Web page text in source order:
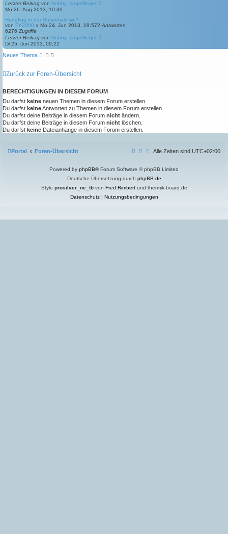
Letzter Beitrag von Nobby_segelflieger
Mo 26. Aug 2013, 10:30
Hangflug in der Steiermark wo?
von FX2000 » Mo 24. Jun 2013, 19:572 Antworten
6276 Zugriffe
Letzter Beitrag von Nobby_segelflieger
Di 25. Jun 2013, 09:22
Neues Thema
Zurück zur Foren-Übersicht
BERECHTIGUNGEN IN DIESEM FORUM
Du darfst keine neuen Themen in diesem Forum erstellen.
Du darfst keineAntworten zu Themen in diesem Forum erstellen.
Du darfst deine Beiträge in diesem Forum nicht ändern.
Du darfst deine Beiträge in diesem Forum nicht löschen.
Du darfst keine Dateianhänge in diesem Forum erstellen.
Portal Foren-Übersicht Alle Zeiten sind UTC+02:00
Powered by phpBB® Forum Software © phpBB Limited
Deutsche Übersetzung durch phpBB.de
Style prosilver_ne_tbvon Fred Rimbertund thermik-board.de
Datenschutz | Nutzungsbedingungen